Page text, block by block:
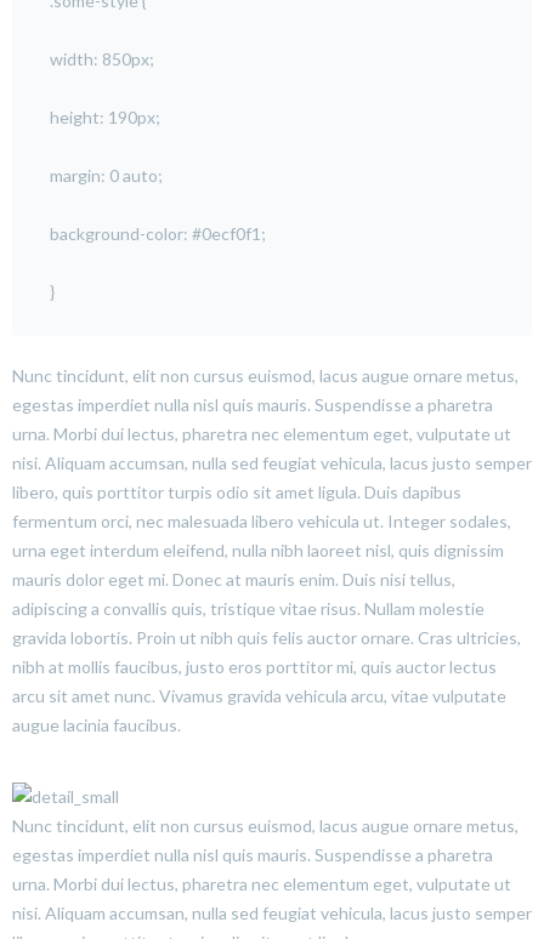
width: 850px;
height: 190px;
margin: 0 auto;
background-color: #0ecf0f1;
}
Nunc tincidunt, elit non cursus euismod, lacus augue ornare metus,
egestas imperdiet nulla nisl quis mauris. Suspendisse a pharetra
urna. Morbi dui lectus, pharetra nec elementum eget, vulputate ut
nisi. Aliquam accumsan, nulla sed feugiat vehicula, lacus justo semper
libero, quis porttitor turpis odio sit amet ligula. Duis dapibus
fermentum orci, nec malesuada libero vehicula ut. Integer sodales,
urna eget interdum eleifend, nulla nibh laoreet nisl, quis dignissim
mauris dolor eget mi. Donec at mauris enim. Duis nisi tellus,
adipiscing a convallis quis, tristique vitae risus. Nullam molestie
gravida lobortis. Proin ut nibh quis felis auctor ornare. Cras ultricies,
nibh at mollis faucibus, justo eros porttitor mi, quis auctor lectus
arcu sit amet nunc. Vivamus gravida vehicula arcu, vitae vulputate
augue lacinia faucibus.
Nunc tincidunt, elit non cursus euismod, lacus augue ornare metus,
egestas imperdiet nulla nisl quis mauris. Suspendisse a pharetra
urna. Morbi dui lectus, pharetra nec elementum eget, vulputate ut
nisi. Aliquam accumsan, nulla sed feugiat vehicula, lacus justo semper